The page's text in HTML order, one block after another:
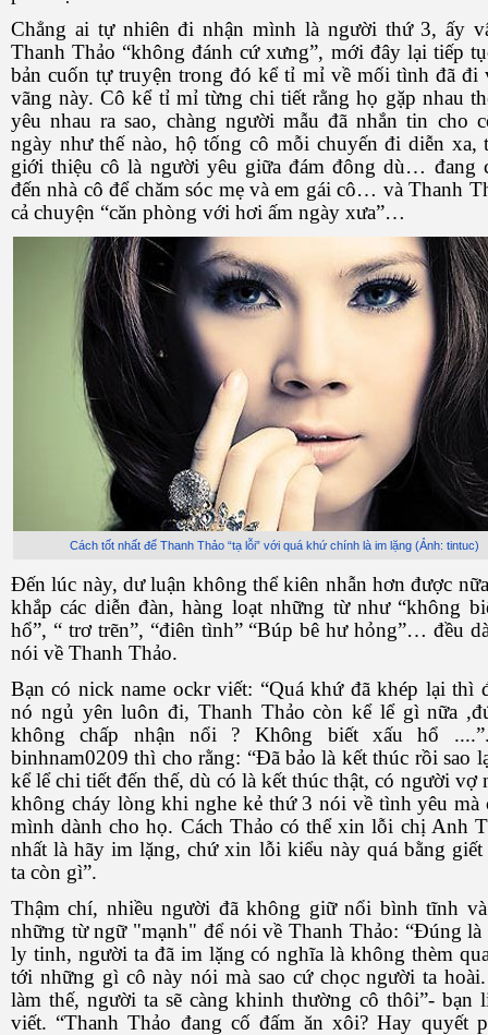
Chẳng ai tự nhiên đi nhận mình là người thứ 3, ấy
Thanh Thảo “không đánh cứ xưng”, mới đây lại tiếp
bản cuốn tự truyện trong đó kể tỉ mỉ về mối tình đã đi
vãng này. Cô kể tỉ mỉ từng chi tiết rằng họ gặp nhau
yêu nhau ra sao, chàng người mẫu đã nhắn tin cho
ngày như thế nào, hộ tống cô mỗi chuyến đi diễn xa,
giới thiệu cô là người yêu giữa đám đông dù… đang
đến nhà cô để chăm sóc mẹ và em gái cô… và Thanh
cả chuyện “căn phòng với hơi ấm ngày xưa”…
Cách tốt nhất để Thanh Thảo “tạ lỗi” với quá khứ chính là im lặng (Ảnh: tintuc)
Đến lúc này, dư luận không thể kiên nhẫn hơn được
khắp các diễn đàn, hàng loạt những từ như “không
hổ”, “ trơ trẽn”, “điên tình” “Búp bê hư hỏng”… đều
nói về Thanh Thảo.
Bạn có nick name ockr viết: “Quá khứ đã khép lại thì
nó ngủ yên luôn đi, Thanh Thảo còn kể lể gì nữa
không chấp nhận nổi ? Không biết xấu hổ
binhnam0209 thì cho rằng: “Đã bảo là kết thúc rồi sao
kể lể chi tiết đến thế, dù có là kết thúc thật, có người vợ
không cháy lòng khi nghe kẻ thứ 3 nói về tình yêu mà
mình dành cho họ. Cách Thảo có thể xin lỗi chị Anh
nhất là hãy im lặng, chứ xin lỗi kiểu này quá bằng
ta còn gì”.
Thậm chí, nhiều người đã không giữ nổi bình tĩnh
những từ ngữ "mạnh" để nói về Thanh Thảo: “Đúng là
ly tinh, người ta đã im lặng có nghĩa là không thèm
tới những gì cô này nói mà sao cứ chọc người ta
làm thế, người ta sẽ càng khinh thường cô thôi”- bạn
viết. “Thanh Thảo đang cố đấm ăn xôi? Hay quyết